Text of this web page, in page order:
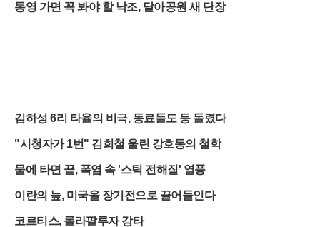
통영 가면 꼭 봐야 할 낙조, 달아공원 새 단장
김하성 6리 타율의 비극, 동료들도 등 돌렸다
"시청자가 1번" 김희철 울린 강호동의 철학
물에 타면 끝, 폭염 속 '스틱 전해질' 열풍
이란의 늪, 미국을 장기전으로 끌어들인다
코르티스, 롤라팔루자 강타